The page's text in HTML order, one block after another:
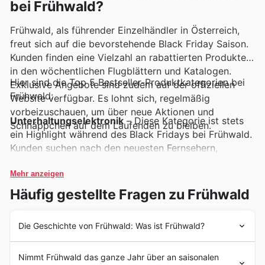
bei Frühwald?
Frühwald, als führender Einzelhändler in Österreich,
freut sich auf die bevorstehende Black Friday Saison.
Kunden finden eine Vielzahl an rabattierten Produkten
in den wöchentlichen Flugblättern und Katalogen.
Exklusive Angebote sind zudem auf der offiziellen
Website verfügbar. Es lohnt sich, regelmäßig
vorbeizuschauen, um über neue Aktionen und
Schnäppchen auf dem Laufenden zu bleiben.
Hier sind die Top 5 Bestseller-Produktkategorien bei
Frühwald:
Unterhaltungselektronik– Diese Kategorie ist stets
ein Highlight während des Black Fridays bei Frühwald.
Kunden suchen nach den neuesten Fernsehern,
Preisen. Die aktuellen Frühwald Deals und Angebote
machen es einfach, hochwertige Technik zu ergattern.
großen Geräten für den Haushalt sind diese Produkte
immer stark nachgefragt, besonders während der
Frühwald Black Friday Sales. Viele Kunden nutzen
Mehr anzeigen
Häufig gestellte Fragen zu Frühwald
Die Geschichte von Frühwald: Was ist Frühwald?
Jahr 1952 ihren Anfang nahm. Gegründet wurde das
Nimmt Frühwald das ganze Jahr über an saisonalen